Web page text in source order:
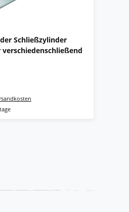
Schließzylinder